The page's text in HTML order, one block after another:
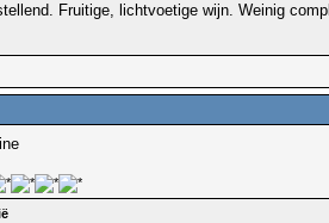
Fruitige, lichtvoetige wijn. Weinig